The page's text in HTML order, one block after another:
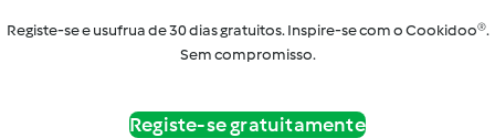
Registe-se e usufrua de 30 dias gratuitos. Inspire-se com o Cookidoo®.
Sem compromisso.
Registe-se gratuitamente